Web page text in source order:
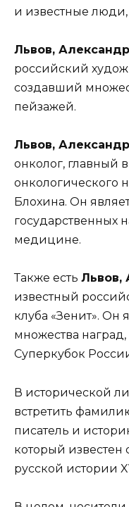
и известные
Львов,
российский
создавший
пейзажей.
Львов,
онколог, главный
онкологического
Блохина. Он
государственных
медицине.
Также есть Львов,
известный
клуба «Зенит». Он
множества
Суперкубок
В исторической
встретить
писатель и
который
русской истории